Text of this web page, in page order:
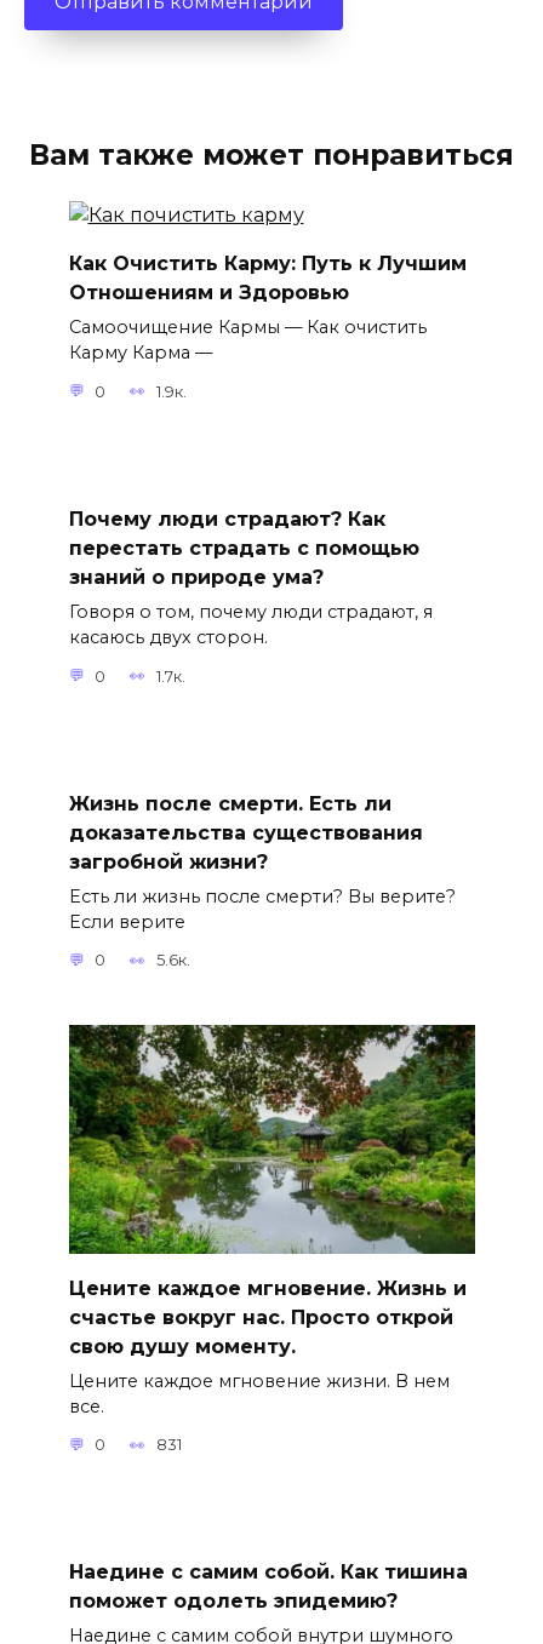
Вам также может понравиться
Как Очистить Карму: Путь к Лучшим
Отношениям и Здоровью
Самоочищение Кармы — Как очистить
Карму Карма —
0 1.9к.
Почему люди страдают? Как
перестать страдать с помощью
знаний о природе ума?
Говоря о том, почему люди страдают, я
касаюсь двух сторон.
0 1.7к.
Жизнь после смерти. Есть ли
доказательства существования
загробной жизни?
Есть ли жизнь после смерти? Вы верите?
Если верите
0 5.6к.
Цените каждое мгновение. Жизнь и
счастье вокруг нас. Просто открой
свою душу моменту.
Цените каждое мгновение жизни. В нем
все.
0 831
Наедине с самим собой. Как тишина
поможет одолеть эпидемию?
Наедине с самим собой внутри шумного